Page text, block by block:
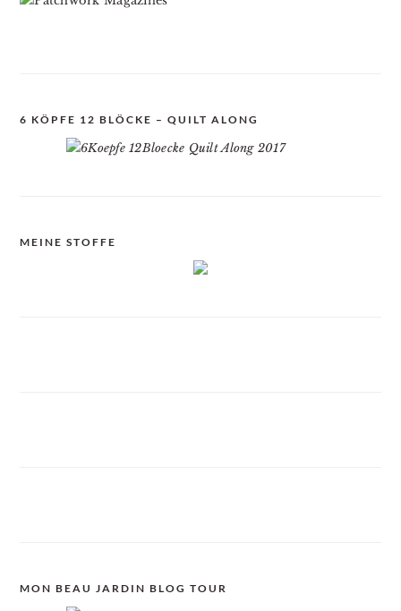
6 KÖPFE 12 BLÖCKE – QUILT ALONG
MEINE STOFFE
MON BEAU JARDIN BLOG TOUR